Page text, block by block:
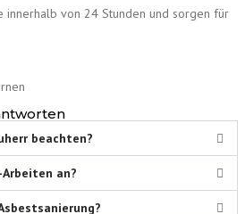
von 24 Stunden und sorgen für
beachten?
an?